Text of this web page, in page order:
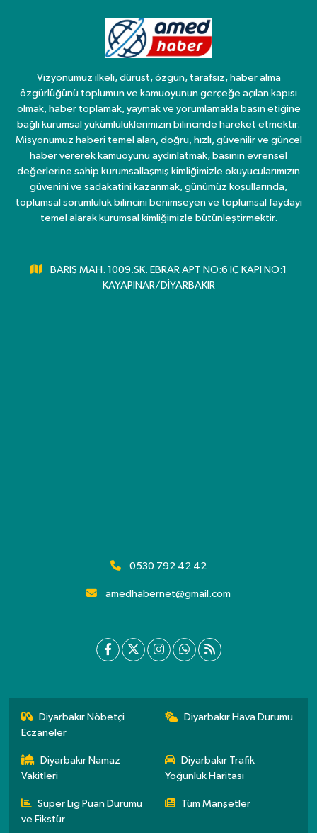
Vizyonumuz ilkeli, dürüst, özgün, tarafsız, haber alma
özgürlüğünü toplumun ve kamuoyunun gerçeğe açılan kapısı
olmak, haber toplamak, yaymak ve yorumlamakla basın etiğine
bağlı kurumsal yükümlülüklerimizin bilincinde hareket etmektir.
Misyonumuz haberi temel alan, doğru, hızlı, güvenilir ve güncel
haber vererek kamuoyunu aydınlatmak, basının evrensel
değerlerine sahip kurumsallaşmış kimliğimizle okuyucularımızın
güvenini ve sadakatini kazanmak, günümüz koşullarında,
toplumsal sorumluluk bilincini benimseyen ve toplumsal faydayı
temel alarak kurumsal kimliğimizle bütünleştirmektir.
BARIŞ MAH. 1009.SK. EBRAR APT NO:6 İÇ KAPI NO:1
KAYAPINAR/DİYARBAKIR
0530 792 42 42
amedhabernet@gmail.com
Diyarbakır Nöbetçi
Eczaneler
Diyarbakır Hava Durumu
Diyarbakır Namaz
Vakitleri
Diyarbakır Trafik
Yoğunluk Haritası
Süper Lig Puan Durumu
ve Fikstür
Tüm Manşetler